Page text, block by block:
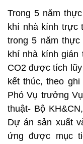
Trong 5 năm
khí nhà kính trực
trong 5 năm
khí nhà kính gián
CO2 được tích
kết thúc, theo
Phó Vụ trưởng
thuật- Bộ
Dự án sản xuất
ứng được mục